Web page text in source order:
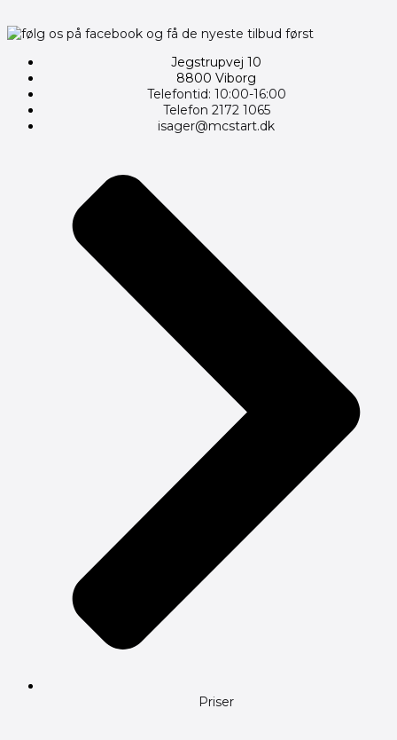
Jegstrupvej 10
8800 Viborg
Telefontid: 10:00-16:00
Telefon 2172 1065
isager@mcstart.dk
Priser